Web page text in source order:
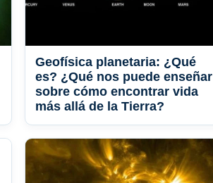
Geofísica planetaria: ¿Qué
es? ¿Qué nos puede enseñar
sobre cómo encontrar vida
más allá de la Tierra?